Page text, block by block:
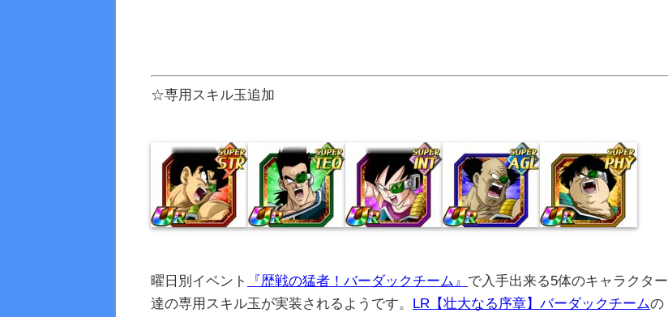
☆専用スキル玉追加
曜日別イベント 『歴戦の猛者！バーダックチーム』 で入手出来る5体のキャラクター
達の専用スキル玉が実装されるようです。 LR【壮大なる序章】バーダックチームの